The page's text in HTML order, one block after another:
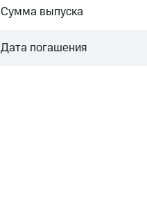
Сумма выпуска
Дата погашения